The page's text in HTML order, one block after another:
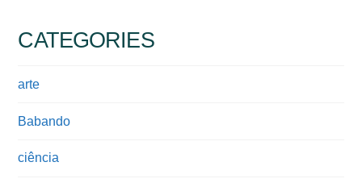
CATEGORIES
arte
Babando
ciência